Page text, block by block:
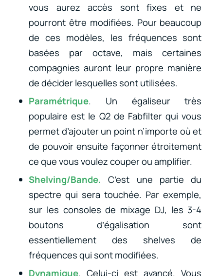
vous aurez accès sont fixes et ne
pourront être modifiées. Pour beaucoup
de ces modèles, les fréquences sont
basées par octave, mais certaines
compagnies auront leur propre manière
de décider lesquelles sont utilisées.
Paramétrique. Un égaliseur très
populaire est le Q2 de Fabfilter qui vous
permet d’ajouter un point n’importe où et
de pouvoir ensuite façonner étroitement
ce que vous voulez couper ou amplifier.
Shelving/Bande. C’est une partie du
spectre qui sera touchée. Par exemple,
sur les consoles de mixage DJ, les 3-4
boutons d’égalisation sont
essentiellement des shelves de
fréquences qui sont modifiées.
Dynamique. Celui-ci est avancé. Vous